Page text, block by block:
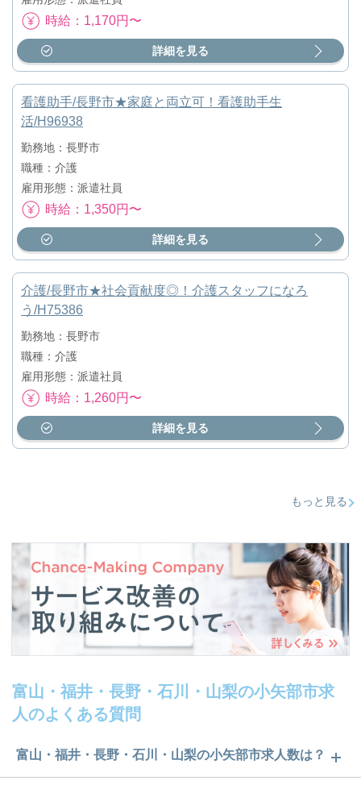
時給：1,170円〜
詳細を見る
看護助手/長野市★家庭と両立可！看護助手生
活/H96938
勤務地：長野市
職種：介護
雇用形態：派遣社員
時給：1,350円〜
詳細を見る
介護/長野市★社会貢献度◎！介護スタッフになろ
う/H75386
勤務地：長野市
職種：介護
雇用形態：派遣社員
時給：1,260円〜
詳細を見る
もっと見る
富山・福井・長野・石川・山梨の小矢部市求
人のよくある質問
富山・福井・長野・石川・山梨の小矢部市求人数は？